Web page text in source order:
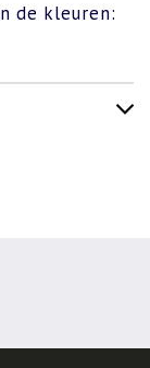
de kleuren: